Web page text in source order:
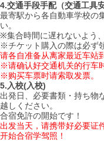
4.交通手段手配（交通工具安
最寄駅から各自動車学校の
い。
※集合時間に遅れないよう
※チケット購入の際は必ず
请各自准备从离家最近车站
※请确认好交通机关的行车
※购买车票时请索取发票。
5.入校(入校)
出発日、必要書類・持ち物
越しください。
合宿免許の開始です！
出发当天，请携带好必要证
开始合宿学驾照！